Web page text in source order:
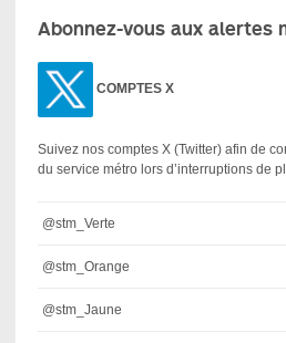
Abonnez-vous aux alertes
COMPTES X
Suivez nos comptes X (Twitter) afin de
du service métro lors d’interruptions de
@stm_Verte
@stm_Orange
@stm_Jaune